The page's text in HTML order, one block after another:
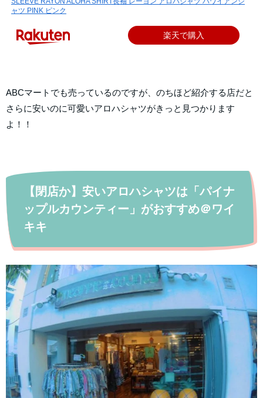
ャツ PINK ピンク
楽天で購入
ABCマートでも売っているのですが、のちほど紹介する店だと
さらに安いのに可愛いアロハシャツがきっと見つかります
よ！！
【閉店か】安いアロハシャツは「パイナ
ップルカウンティー」がおすすめ＠ワイ
キキ